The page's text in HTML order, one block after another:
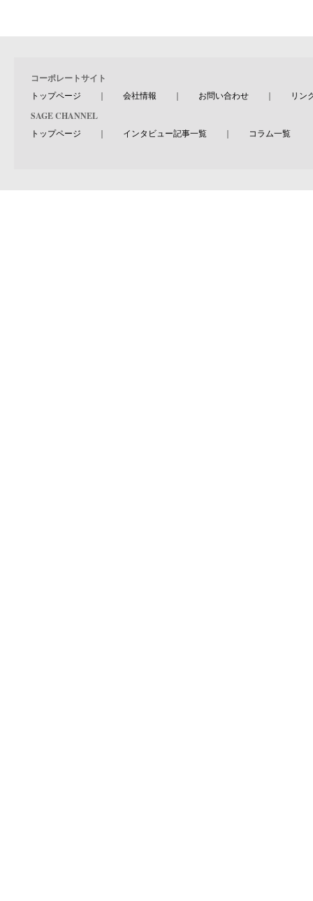
コーポレートサイト
トップページ ｜ 会社情報 ｜ お問い合わせ ｜ リン
SAGE CHANNEL
トップページ ｜ インタビュー記事一覧 ｜ コラム一覧